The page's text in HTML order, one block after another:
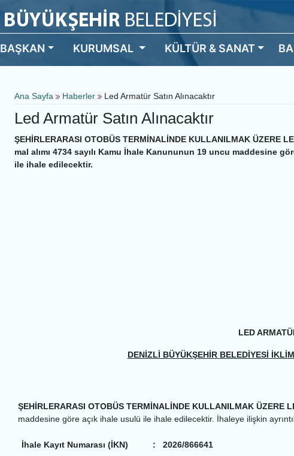
BAŞKAN KURUMSAL KÜLTÜR & SANAT
Ana Sayfa Haberler Led Armatür Satın Alınacaktır
Led Armatür Satın Alınacaktır
ŞEHİRLERARASI OTOBÜS TERMİNALİNDE KULLANILMAK ÜZERE
mal alımı 4734 sayılı Kamu İhale Kanununun 19 uncu maddesine
ile ihale edilecektir.
LED
DENİZLİ BÜYÜKŞEHİR BELEDİYESİ
ŞEHİRLERARASI OTOBÜS TERMİNALİNDE KULLANILMAK ÜZERE
maddesine göre açık ihale usulü ile ihale edilecektir. İhaleye ilişkin
İhale Kayıt Numarası (İKN) : 2026/866641